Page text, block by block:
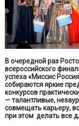
В очередной раз
всероссийского
успеха «Миссис
собираются яркие
конкурсов
— талантливые,
совмещать карьеру,
при этом делать все